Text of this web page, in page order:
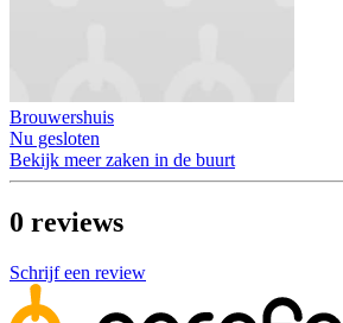
Brouwershuis
Nu gesloten
Bekijk meer zaken in de buurt
0 reviews
Schrijf een review